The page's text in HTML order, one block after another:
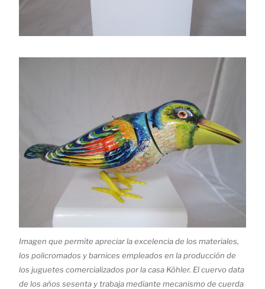
Imagen que permite apreciar la excelencia de los materiales,
los policromados y barnices empleados en la producción de
los juguetes comercializados por la casa Köhler. El cuervo data
de los años sesenta y trabaja mediante mecanismo de cuerda